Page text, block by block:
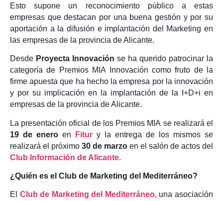
Esto supone un reconocimiento público a estas
empresas que destacan por una buena gestión y por su
aportación a la difusión e implantación del Marketing en
las empresas de la provincia de Alicante.
Desde Proyecta Innovación se ha querido patrocinar la
categoría de Premios MIA Innovación como fruto de la
firme apuesta que ha hecho la empresa por la innovación
y por su implicación en la implantación de la I+D+i en
empresas de la provincia de Alicante.
La presentación oficial de los Premios MIA se realizará el
19 de enero en Fitur y la entrega de los mismos se
realizará el próximo 30 de marzo en el salón de actos del
Club Información de Alicante.
¿Quién es el Club de Marketing del Mediterráneo?
El Club de Marketing del Mediterráneo,una asociación